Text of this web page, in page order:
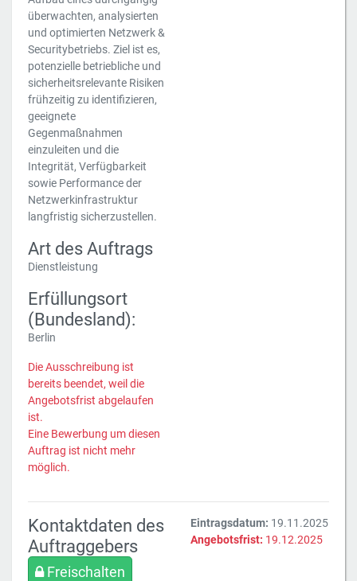
überwachten, analysierten
und optimierten Netzwerk &
Securitybetriebs. Ziel ist es,
potenzielle betriebliche und
sicherheitsrelevante Risiken
frühzeitig zu identifizieren,
geeignete
Gegenmaßnahmen
einzuleiten und die
Integrität, Verfügbarkeit
sowie Performance der
Netzwerkinfrastruktur
langfristig sicherzustellen.
Art des Auftrags
Dienstleistung
Erfüllungsort
(Bundesland):
Berlin
Die Ausschreibung ist
bereits beendet, weil die
Angebotsfrist abgelaufen
ist.
Eine Bewerbung um diesen
Auftrag ist nicht mehr
möglich.
Kontaktdaten des
Auftraggebers
Freischalten
Eintragsdatum: 19.11.2025
Angebotsfrist: 19.12.2025